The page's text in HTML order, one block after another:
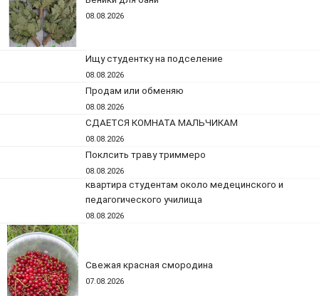
08.08.2026
Ищу студентку на подселение
08.08.2026
Продам или обменяю
08.08.2026
СДАЕТСЯ КОМНАТА МАЛЬЧИКАМ
08.08.2026
Поклсить траву триммеро
08.08.2026
квартира студентам около медецинского и
педагогического училища
08.08.2026
Свежая красная смородина
07.08.2026